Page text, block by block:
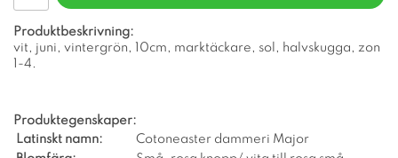
Produktbeskrivning:
vit, juni, vintergrön, 10cm, marktäckare, sol, halvskugga, zon
1-4.
Produktegenskaper:
Latinskt namn:
Cotoneaster dammeri Major